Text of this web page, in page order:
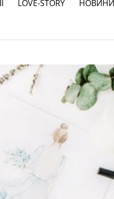
LOVE-STORY НОВИНИ